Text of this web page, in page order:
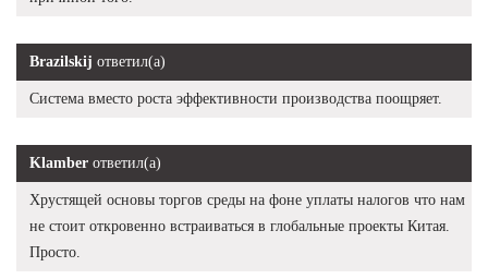
Brazilskij ответил(а)
Система вместо роста эффективности производства поощряет.
Klamber ответил(а)
Хрустящей основы торгов среды на фоне уплаты налогов что нам
не стоит откровенно встраиваться в глобальные проекты Китая.
Просто.